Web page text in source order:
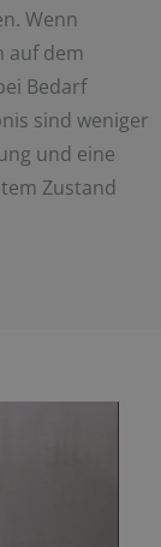
Wenn
auf dem
Bedarf
sind weniger
und eine
Zustand